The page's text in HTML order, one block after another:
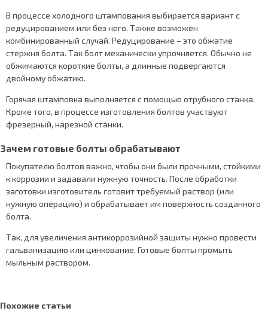
В процессе холодного штампования выбирается вариант с
редуцированием или без него. Также возможен
комбинированный случай. Редуцирование – это обжатие
стержня болта. Так болт механически упрочняется. Обычно не
обжимаются короткие болты, а длинные подвергаются
двойному обжатию.
Горячая штамповка выполняется с помощью отрубного станка.
Кроме того, в процессе изготовления болтов участвуют
фрезерный, нарезной станки.
Зачем готовые болты обрабатывают
Покупателю болтов важно, чтобы они были прочными, стойкими
к коррозии и задавали нужную точность. После обработки
заготовки изготовитель готовит требуемый раствор (или
нужную операцию) и обрабатывает им поверхность созданного
болта.
Так, для увеличения антикоррозийной защиты нужно провести
гальванизацию или цинкование. Готовые болты промыть
мыльным раствором.
Похожие статьи